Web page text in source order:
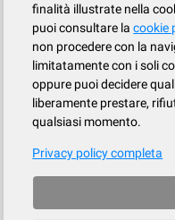
finalità illustrate nella
puoi consultare lacookie
non procedere con la
limitatamente con i soli
oppure puoi decidere
liberamente prestare,
qualsiasi momento.
Privacy policy completa